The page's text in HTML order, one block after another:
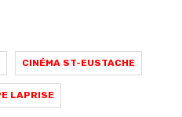
CINÉMA ST-EUSTACHE
LAPRISE